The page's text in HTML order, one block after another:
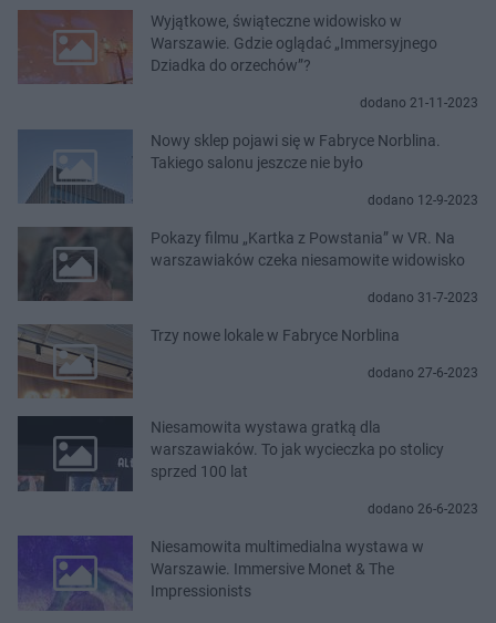
Wyjątkowe, świąteczne widowisko w
Warszawie. Gdzie oglądać „Immersyjnego
Dziadka do orzechów”?
dodano 21-11-2023
Nowy sklep pojawi się w Fabryce Norblina.
Takiego salonu jeszcze nie było
dodano 12-9-2023
Pokazy filmu „Kartka z Powstania” w VR. Na
warszawiaków czeka niesamowite widowisko
dodano 31-7-2023
Trzy nowe lokale w Fabryce Norblina
dodano 27-6-2023
Niesamowita wystawa gratką dla
warszawiaków. To jak wycieczka po stolicy
sprzed 100 lat
dodano 26-6-2023
Niesamowita multimedialna wystawa w
Warszawie. Immersive Monet & The
Impressionists